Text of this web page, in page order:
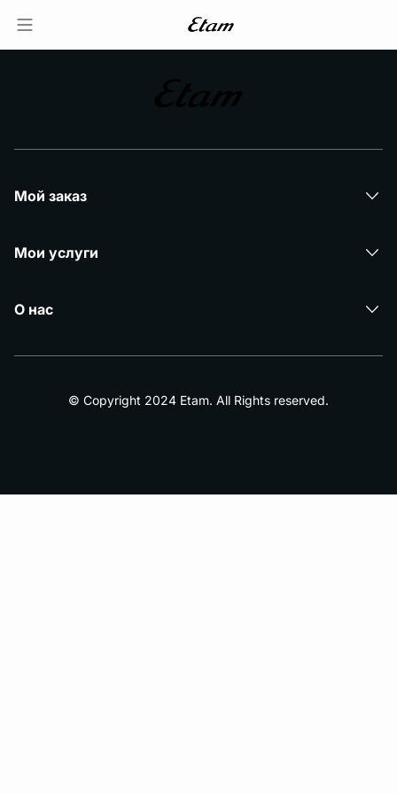
Мой заказ
Мои услуги
О нас
© Copyright 2024 Etam. All Rights reserved.